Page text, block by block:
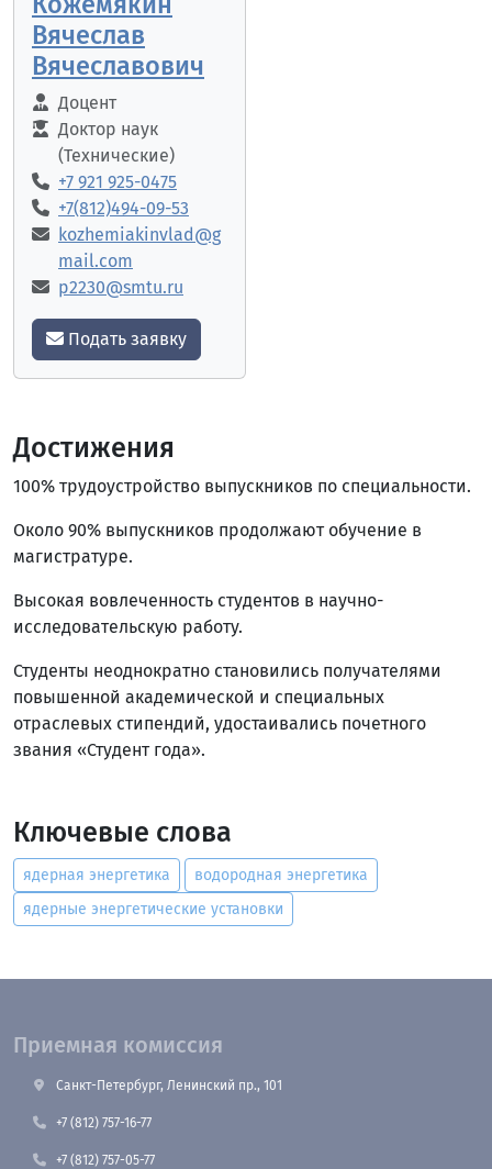
Вячеслав
Вячеславович
Доцент
Доктор наук
(Технические)
+7 921 925-0475
+7(812)494-09-53
kozhemiakinvlad@g
mail.com
p2230@smtu.ru
Подать заявку
Достижения
100% трудоустройство выпускников по специальности.
Около 90% выпускников продолжают обучение в
магистратуре.
Высокая вовлеченность студентов в научно-
исследовательскую работу.
Студенты неоднократно становились получателями
повышенной академической и специальных
отраслевых стипендий, удостаивались почетного
звания «Студент года».
Ключевые слова
ядерная энергетика
водородная энергетика
ядерные энергетические установки
Приемная комиссия
Санкт-Петербург, Ленинский пр., 101
+7 (812) 757-16-77
+7 (812) 757-05-77